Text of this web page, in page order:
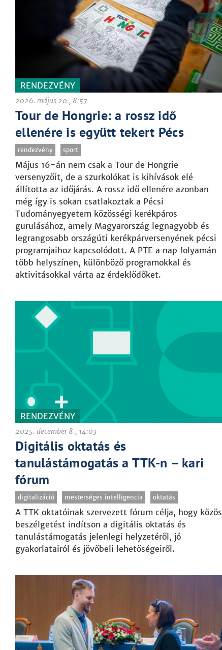
RENDEZVÉNY
2026. május 20., 8:57
Tour de Hongrie: a rossz idő
ellenére is együtt tekert Pécs
rendezvény sport
Május 16-án nem csak a Tour de Hongrie
versenyzőit, de a szurkolókat is kihívások elé
állította az időjárás. A rossz idő ellenére azonban
még így is sokan csatlakoztak a Pécsi
Tudományegyetem közösségi kerékpáros
gurulásához, amely Magyarország legnagyobb és
legrangosabb országúti kerékpárversenyének pécsi
programjaihoz kapcsolódott. A PTE a nap folyamán
több helyszínen, különböző programokkal és
aktivitásokkal várta az érdeklődőket.
RENDEZVÉNY
2025. december 8., 14:03
Digitális oktatás és
tanulástámogatás a TTK-n – kari
fórum
digitalizáció mesterséges intelligencia oktatás
A TTK oktatóinak szervezett fórum célja, hogy közös
beszélgetést indítson a digitális oktatás és
tanulástámogatás jelenlegi helyzetéről, jó
gyakorlatairól és jövőbeli lehetőségeiről.